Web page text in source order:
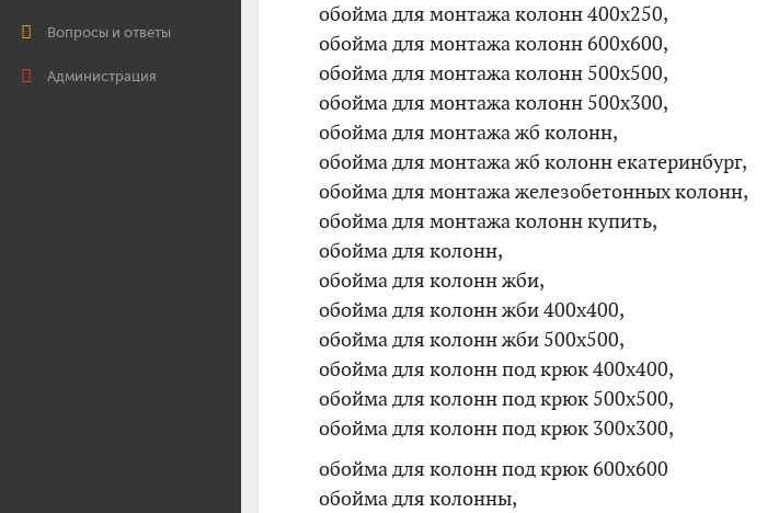
Вопросы и ответы
Администрация
обойма для монтажа колонн 400х250,
обойма для монтажа колонн 600х600,
обойма для монтажа колонн 500х500,
обойма для монтажа колонн 500х300,
обойма для монтажа жб колонн,
обойма для монтажа жб колонн екатеринбург,
обойма для монтажа железобетонных колонн,
обойма для монтажа колонн купить,
обойма для колонн,
обойма для колонн жби,
обойма для колонн жби 400х400,
обойма для колонн жби 500х500,
обойма для колонн под крюк 400х400,
обойма для колонн под крюк 500х500,
обойма для колонн под крюк 300х300,
обойма для колонн под крюк 600х600
обойма для колонны,